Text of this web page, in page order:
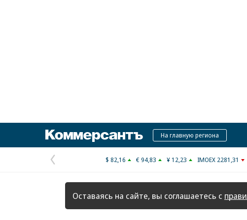
КоммерсантъНа главную региона
Предыдущая
страница
$ 82,16 € 94,83 ¥ 12,23 IMOEX 2281,31
Оставаясь на сайте, вы соглашаетесь с